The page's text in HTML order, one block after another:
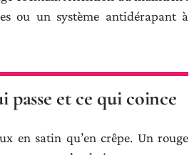
ou un système antidérapant à
passe et ce qui coince
en satin qu’en crêpe. Un rouge